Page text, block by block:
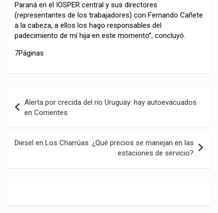
Paraná en el IOSPER central y sus directores
(representantes de los trabajadores) con Fernando Cañete
a la cabeza, a ellos los hago responsables del
padecimiento de mí hija en este momento”, concluyó.
7Páginas
de
entradas
Alerta por crecida del río Uruguay: hay autoevacuados
en Corrientes
Diesel en Los Charrúas: ¿Qué precios se manejan en las
estaciones de servicio?